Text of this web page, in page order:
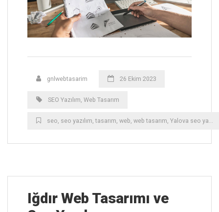
gnlwebtasarim 26 Ekim 2023
SEO Yazılım, Web Tasarım
seo, seo yazılım,tasarım, web, web tasarım, Yalova ‎seo yazılım
Iğdır ‎Web Tasarımı ve